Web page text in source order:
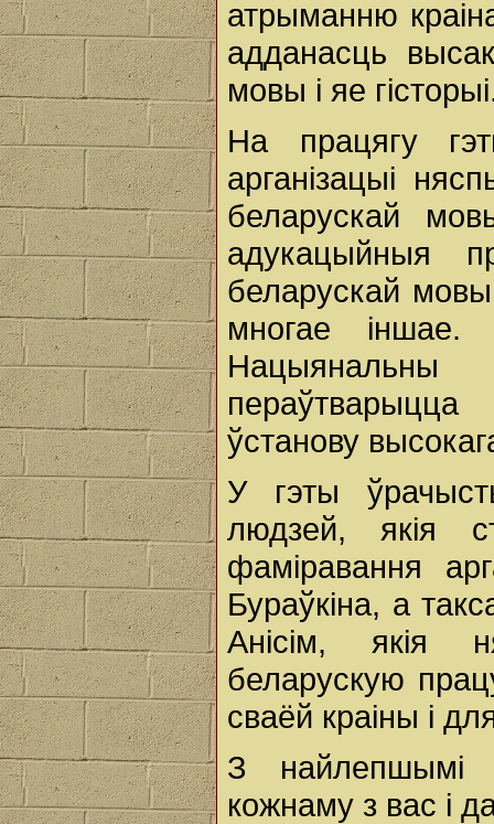
атрыманню
адданасць
мовы і яе
На працягу
арганізацыі
беларускай
адукацыйныя
беларускай
многае
ўстанову
У гэты
людзей, якія
фаміравання
Бураўкіна, а
Анісім, якія
беларускую
сваёй краіны і
З найлепшымі
кожнаму з вас і